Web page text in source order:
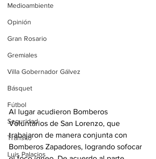
Medioambiente
Opinión
Gran Rosario
Gremiales
Villa Gobernador Gálvez
Básquet
Fútbol
Seguridad
Tránsito
Luis Palacios
Al lugar acudieron Bomberos
Voluntarios de San Lorenzo, que
trabajaron de manera conjunta con
Bomberos Zapadores, logrando sofocar